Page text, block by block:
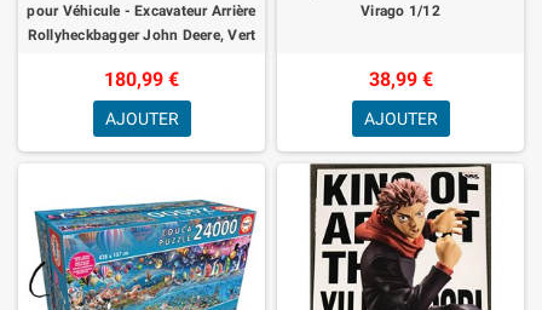
pour Véhicule - Excavateur Arrière
Rollyheckbagger John Deere, Vert
180,99 €
AJOUTER
Virago 1/12
38,99 €
AJOUTER